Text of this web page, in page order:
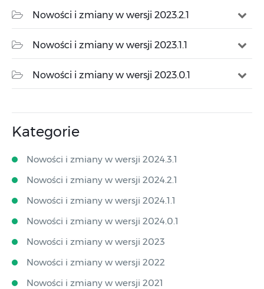
Nowości i zmiany w wersji 2023.2.1
Nowości i zmiany w wersji 2023.1.1
Nowości i zmiany w wersji 2023.0.1
Kategorie
Nowości i zmiany w wersji 2024.3.1
Nowości i zmiany w wersji 2024.2.1
Nowości i zmiany w wersji 2024.1.1
Nowości i zmiany w wersji 2024.0.1
Nowości i zmiany w wersji 2023
Nowości i zmiany w wersji 2022
Nowości i zmiany w wersji 2021